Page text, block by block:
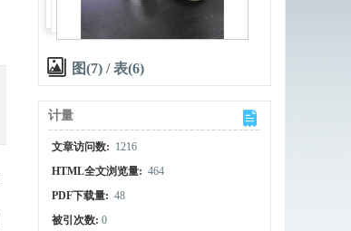
图(7) /表(6)
计量
文章访问数: 1216
HTML全文浏览量: 464
PDF下载量: 48
被引次数:0